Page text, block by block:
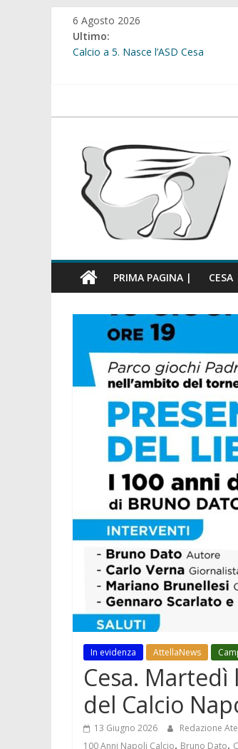
Salta
contenuto
6 Agosto 2026
Ultimo:
Calcio a 5. Nasce l’ASD Cesa
comunale”
PRIMA PAGINA | CESA
In evidenza AttellaNews
Cesa.
del Calcio
13 Giugno 2026 Redazione
100 Anni Napoli Calcio, Bruno Dato,